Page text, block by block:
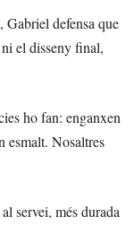
Gabriel defensa que
el disseny final,
ho fan: enganxen
esmalt. Nosaltres
servei, més durada